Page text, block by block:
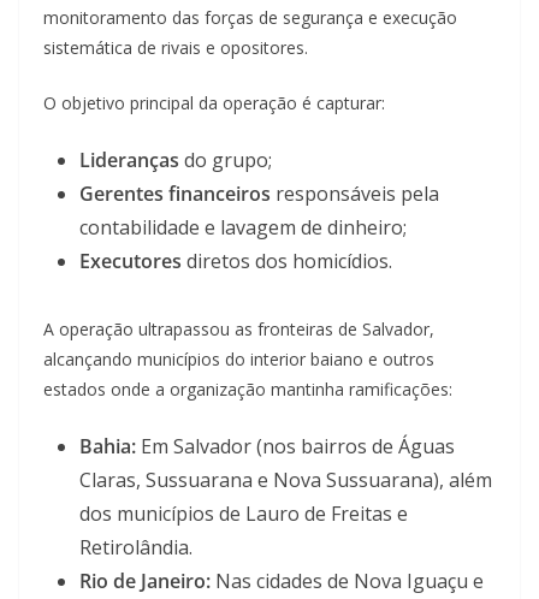
monitoramento das forças de segurança e execução
sistemática de rivais e opositores.
O objetivo principal da operação é capturar:
Lideranças do grupo;
Gerentes financeiros responsáveis pela
contabilidade e lavagem de dinheiro;
Executores diretos dos homicídios.
A operação ultrapassou as fronteiras de Salvador,
alcançando municípios do interior baiano e outros
estados onde a organização mantinha ramificações:
Bahia: Em Salvador (nos bairros de Águas
Claras, Sussuarana e Nova Sussuarana), além
dos municípios de Lauro de Freitas e
Retirolândia.
Rio de Janeiro: Nas cidades de Nova Iguaçu e